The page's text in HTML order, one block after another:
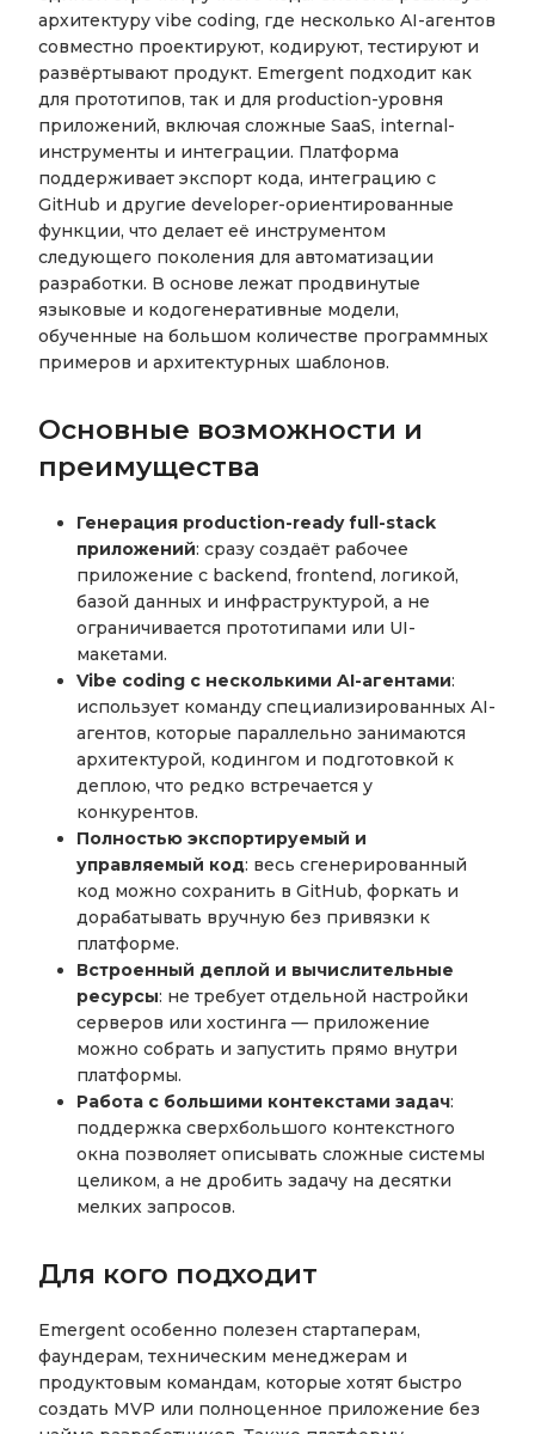
архитектуру vibe coding, где несколько AI-агентов
совместно проектируют, кодируют, тестируют и
развёртывают продукт. Emergent подходит как
для прототипов, так и для production-уровня
приложений, включая сложные SaaS, internal-
инструменты и интеграции. Платформа
поддерживает экспорт кода, интеграцию с
GitHub и другие developer-ориентированные
функции, что делает её инструментом
следующего поколения для автоматизации
разработки. В основе лежат продвинутые
языковые и кодогенеративные модели,
обученные на большом количестве программных
примеров и архитектурных шаблонов.
Основные возможности и
преимущества
Генерация production-ready full-stack
приложений: сразу создаёт рабочее
приложение с backend, frontend, логикой,
базой данных и инфраструктурой, а не
ограничивается прототипами или UI-
макетами.
Vibe coding с несколькими AI-агентами:
использует команду специализированных AI-
агентов, которые параллельно занимаются
архитектурой, кодингом и подготовкой к
деплою, что редко встречается у
конкурентов.
Полностью экспортируемый и
управляемый код: весь сгенерированный
код можно сохранить в GitHub, форкать и
дорабатывать вручную без привязки к
платформе.
Встроенный деплой и вычислительные
ресурсы: не требует отдельной настройки
серверов или хостинга — приложение
можно собрать и запустить прямо внутри
платформы.
Работа с большими контекстами задач:
поддержка сверхбольшого контекстного
окна позволяет описывать сложные системы
целиком, а не дробить задачу на десятки
мелких запросов.
Для кого подходит
Emergent особенно полезен стартаперам,
фаундерам, техническим менеджерам и
продуктовым командам, которые хотят быстро
создать MVP или полноценное приложение без